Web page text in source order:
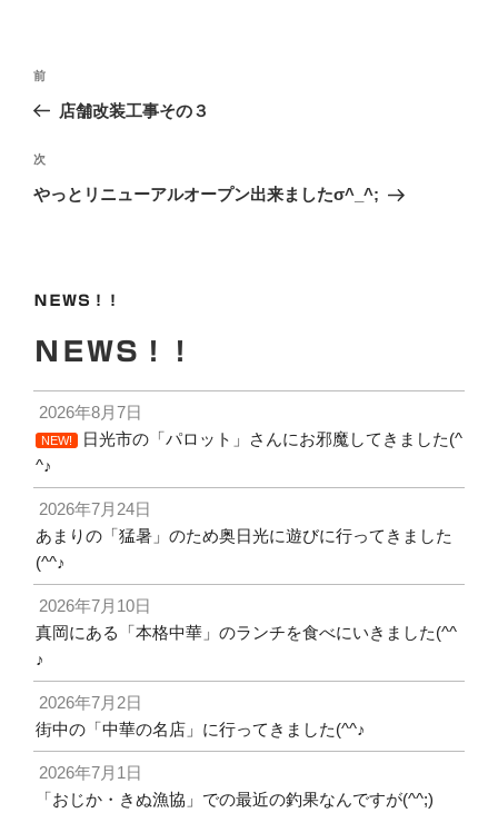
ビ
ゲ
ン
前
の
稿
前
店舗改装工事その３
次
の
次
やっとリニューアルオープン出来ましたσ^_^;
ＮＥＷＳ！！
ＮＥＷＳ！！
2026年8月7日
NEW!
日光市の「パロット」さんにお邪魔してきました(^
^♪
2026年7月24日
あまりの「猛暑」のため奥日光に遊びに行ってきました
(^^♪
2026年7月10日
真岡にある「本格中華」のランチを食べにいきました(^^
♪
2026年7月2日
街中の「中華の名店」に行ってきました(^^♪
2026年7月1日
「おじか・きぬ漁協」での最近の釣果なんですが(^^;)